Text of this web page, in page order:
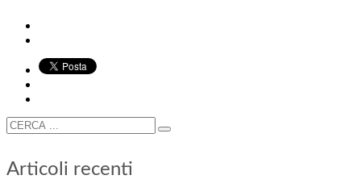
Articoli recenti